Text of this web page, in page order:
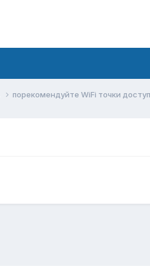
порекомендуйте WiFi точки